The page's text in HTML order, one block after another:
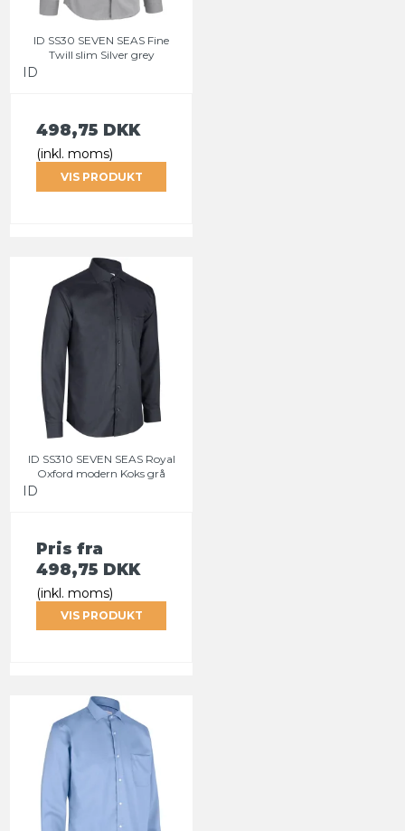
ID SS30 SEVEN SEAS Fine
Twill slim Silver grey
ID
498,75 DKK
(inkl. moms)
VIS PRODUKT
ID SS310 SEVEN SEAS Royal
Oxford modern Koks grå
ID
Pris fra
498,75 DKK
(inkl. moms)
VIS PRODUKT